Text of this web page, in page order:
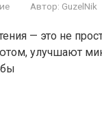
Автор: GuzelNik
— это не
улучшают